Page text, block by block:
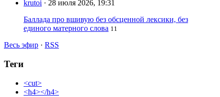
krutoi · 28 июля 2026, 19:31
Баллада про вшивую без обсценной лексики, без
единого матерного слова 11
Весь эфир · RSS
Теги
<cut>
<h4></h4>